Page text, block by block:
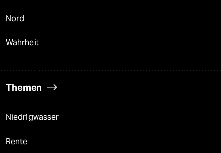
Nord
Wahrheit
Themen
Niedrigwasser
Rente